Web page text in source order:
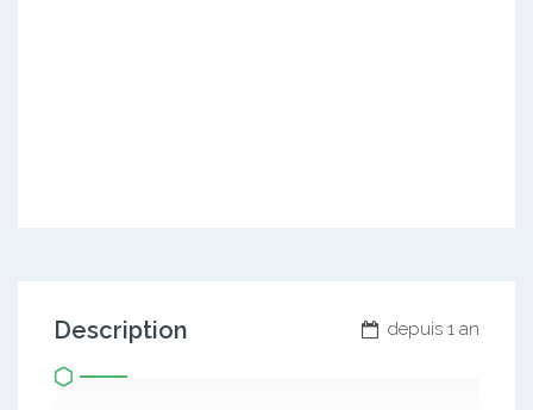
depuis 1 an
Description